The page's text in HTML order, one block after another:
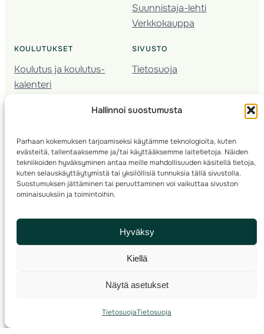
Hallinnoi suostumusta
Parhaan kokemuksen tarjoamiseksi käytämme teknologioita, kuten
evästeitä, tallentaaksemme ja/tai käyttääksemme laitetietoja. Näiden
tekniikoiden hyväksyminen antaa meille mahdollisuuden käsitellä tietoja,
kuten selauskäyttäytymistä tai yksilöllisiä tunnuksia tällä sivustolla.
Suostumuksen jättäminen tai peruuttaminen voi vaikuttaa sivuston
ominaisuuksiin ja toimintoihin.
Hyväksy
Kiellä
Näytä asetukset
TietosuojaTietosuoja
Suunnistaja-lehti
Verkkokauppa
KOULUTUKSET
Koulutus ja koulutus­
kalenteri
Seura­kehittäminen
Kartoitus
Ratamestari
SIVUSTO
Tietosuoja
© 2025 ·Suomen Suunnistusliitto· Valimotie 10, 00380 Helsinki, Finland
info(a)suunnistusliitto.fi,Rastilipun asiat: rastilippu(a)suunnistusliitto.fi
Kilpailut ja kuntorastit – Rastilippu:::Rastilipun ohjeet